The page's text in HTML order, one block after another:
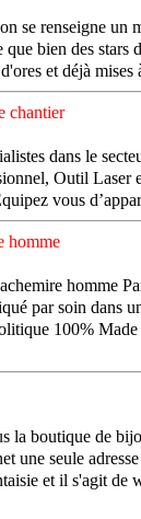
se renseigne un
que bien des stars
et déjà mises
chantier
dans le
Outil Laser
vous
homme
homme
par soin dans
100%
la boutique de
une seule
et il s'agit de